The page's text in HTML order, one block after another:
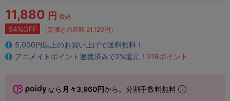
11,880 円 税込
64%OFF （定価との差額 21,120円）
5,000円以上のお買い上げで送料無料！
アニメイトポイント連携済みで2%還元！ 216ポイント
なら 月々3,960円から。分割手数料無料